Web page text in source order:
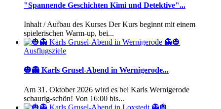
"Spannende Geschichten Kimi und Detektive"...
Inhalt / Aufbau des Kurses Der Kurs beginnt mit einem
spielerischen Warm-up, bei...
Ausflugsziele
🎃👻 Karls Grusel-Abend in Wernigerode...
Am 31. Oktober 2026 wird es bei Karls Wernigerode
schaurig-schön! Von 16:00 bis...